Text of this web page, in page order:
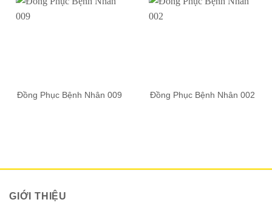
Đồng Phục Bệnh Nhân 009 Đồng Phục Bệnh Nhân 002
GIỚI THIỆU